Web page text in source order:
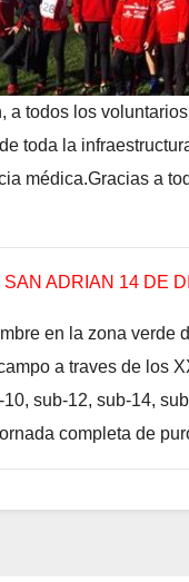
a todos los
toda la
médica.Gracias a
SAN ADRIAN 14 DE
en la zona verde
a traves de los
sub-12, sub-14,
completa de